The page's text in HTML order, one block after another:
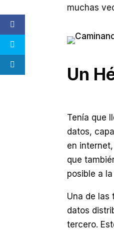
muchas
Un
Tenía que
datos,
en
que
posible a
Una de las
datos
tercero.